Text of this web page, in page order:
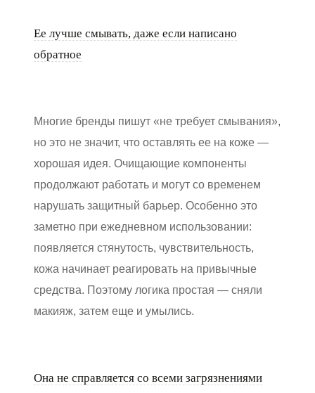
Ее лучше смывать, даже если написано
обратное
Многие бренды пишут «не требует смывания»,
но это не значит, что оставлять ее на коже —
хорошая идея. Очищающие компоненты
продолжают работать и могут со временем
нарушать защитный барьер. Особенно это
заметно при ежедневном использовании:
появляется стянутость, чувствительность,
кожа начинает реагировать на привычные
средства. Поэтому логика простая — сняли
макияж, затем еще и умылись.
Она не справляется со всеми загрязнениями